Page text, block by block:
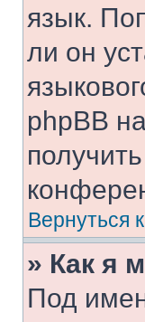
язык.
ли он
phpBB
Вернуться
» Как я
Под